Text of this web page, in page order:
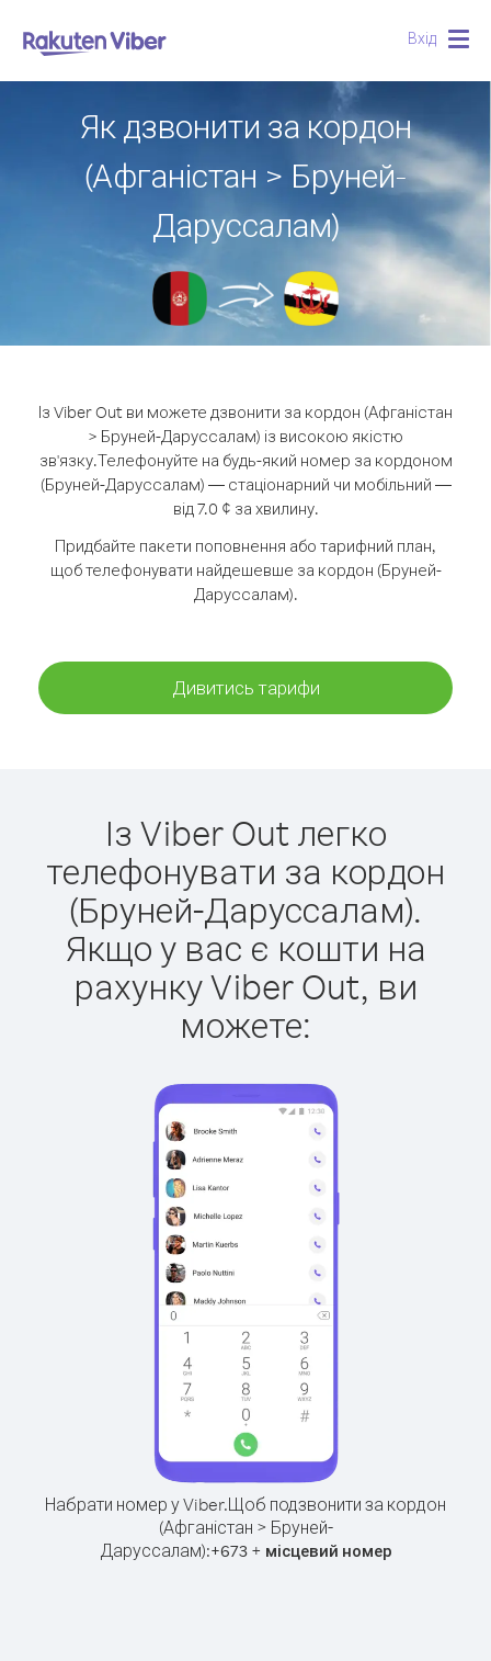
Вхід
Як дзвонити за кордон
(Афганістан > Бруней-
Даруссалам)
Із Viber Out ви можете дзвонити за кордон (Афганістан
> Бруней-Даруссалам) із високою якістю
зв'язку.Телефонуйте на будь-який номер за кордоном
(Бруней-Даруссалам) — стаціонарний чи мобільний —
від 7.0 ¢ за хвилину.
Придбайте пакети поповнення або тарифний план,
щоб телефонувати найдешевше за кордон (Бруней-
Даруссалам).
Дивитись тарифи
Із Viber Out легко
телефонувати за кордон
(Бруней-Даруссалам).
Якщо у вас є кошти на
рахунку Viber Out, ви
можете:
Набрати номер у Viber.Щоб подзвонити за кордон
(Афганістан > Бруней-
Даруссалам):+673+ місцевий номер